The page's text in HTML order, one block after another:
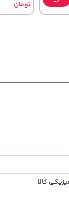
تومان
219,900
کالا